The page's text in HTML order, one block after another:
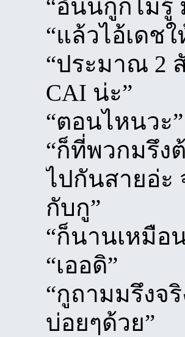
“อันนี้กูก็ไม่รู้
“แล้วไอ้เดช
“ประมาณ 2
CAI น่ะ”
“ตอนไหนวะ”
“ก็ที่พวกมรึง
ไปกันสายอ่ะ
กับกู”
“ก็นานเหมือ
“เออดิ”
“กูถามมรึงจ
บ่อยๆด้วย”